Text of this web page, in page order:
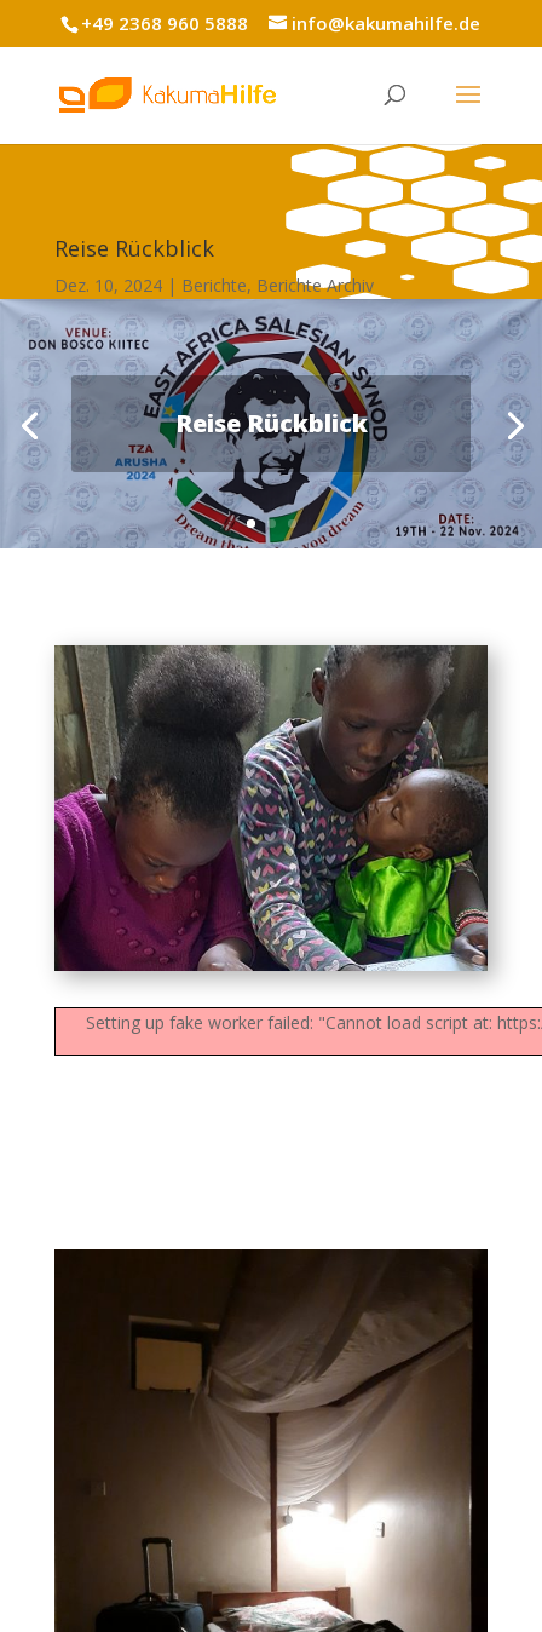
+49 2368 960 5888 info@kakumahilfe.de
Reise Rückblick
Dez. 10, 2024 Berichte, Berichte Archiv
Reise Rückblick
Setting up fake worker failed: "Cannot load script at: